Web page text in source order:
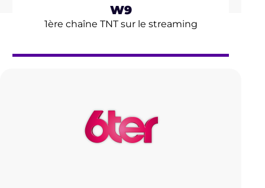
W9
1ère chaîne TNT sur le streaming